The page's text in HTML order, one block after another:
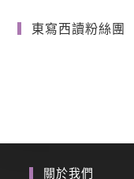
東寫西讀粉絲團
關於我們